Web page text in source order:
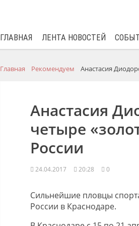
ГЛАВНАЯ ЛЕНТА НОВОСТЕЙ
Главная Рекомендуем Анастасия
Анастасия
четыре
России
24.04.2017 20:28 0
Сильнейшие пловцы
России в Краснодаре.